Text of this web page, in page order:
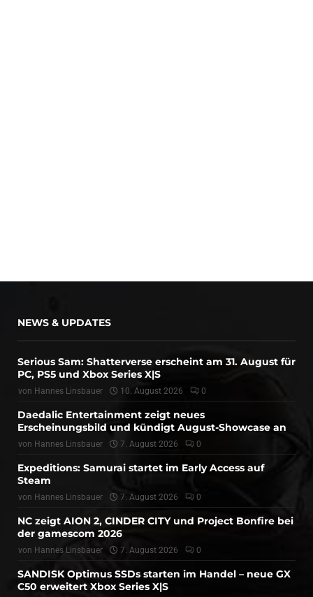
NEWS & UPDATES
Serious Sam: Shatterverse erscheint am 31. August für
PC, PS5 und Xbox Series X|S
von Hannes Linsbauer 10. August 2026 0
Daedalic Entertainment zeigt neues
Erscheinungsbild und kündigt August-Showcase an
von Hannes Linsbauer 7. August 2026 0
Expeditions: Samurai startet im Early Access auf
Steam
von Hannes Linsbauer 7. August 2026 0
NC zeigt AION 2, CINDER CITY und Project Bonfire bei
der gamescom 2026
von Hannes Linsbauer 7. August 2026 0
SANDISK Optimus SSDs starten im Handel – neue GX
C50 erweitert Xbox Series X|S